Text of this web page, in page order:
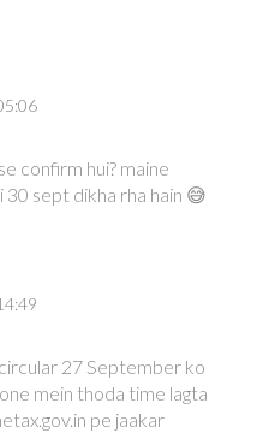
confirm hui? maine
sept dikha rha hain 😅
27 September ko
mein thoda time lagta
pe jaakar